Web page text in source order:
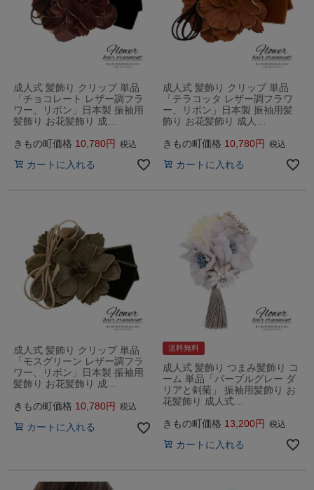
成人式 髪飾り クリップ 単品
「チョコレート レザー調フラ
ワー、リボン」日本製 振袖用
髪飾り お花髪飾り 成…
きもの町価格 10,780 税込
カートに入れる
成人式 髪飾り クリップ 単品
「テラコッタ レザー調フラワ
ー、リボン」日本製 振袖用髪
飾り お花髪飾り 成人…
きもの町価格 10,780 税込
カートに入れる
成人式 髪飾り クリップ 単品
「モスグリーン レザー調フラ
ワー、リボン」日本製 振袖用
髪飾り お花髪飾り 成…
きもの町価格 10,780 税込
カートに入れる
送料無料
成人式 髪飾り つまみ髪飾り コ
ーム 単品「パープルグレー ダ
リアと剣菊」 振袖用髪飾り お
花髪飾り 成人式…
きもの町価格 13,200 税込
カートに入れる